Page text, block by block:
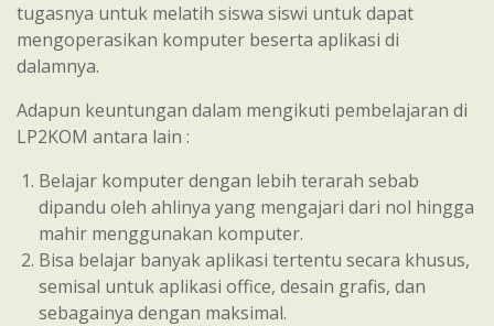
tugasnya untuk melatih siswa siswi untuk dapat
mengoperasikan komputer beserta aplikasi di
dalamnya.
Adapun keuntungan dalam mengikuti pembelajaran di
LP2KOM antara lain :
Belajar komputer dengan lebih terarah sebab
dipandu oleh ahlinya yang mengajari dari nol hingga
mahir menggunakan komputer.
Bisa belajar banyak aplikasi tertentu secara khusus,
semisal untuk aplikasi office, desain grafis, dan
sebagainya dengan maksimal.